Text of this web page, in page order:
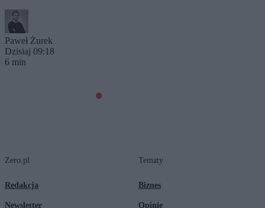
Paweł Żurek
Dzisiaj 09:18
6 min
Zero.pl
Redakcja
Newsletter
Tematy
Biznes
Opinie